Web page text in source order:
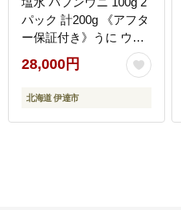
パック 計200g 《アフタ
ー保証付き》うに ウニ
雲丹 海鮮 海の幸 魚介類
ウニ丼 お寿司 濃厚 無添
加 産地直送 お取り寄せ
28,000円
北海道 伊達市